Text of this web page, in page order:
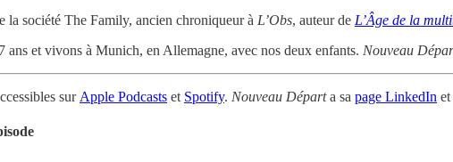
la société The Family, ancien chroniqueur à L’Obs, auteur de L’Âge de la
ans et vivons à Munich, en Allemagne, avec nos deux enfants. Nouveau
sur Apple Podcasts et Spotify. Nouveau Départa sa page LinkedIn